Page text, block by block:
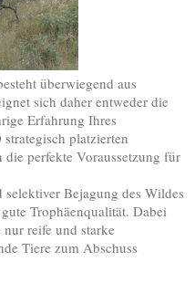
überwiegend aus
sich daher entweder die
Erfahrung Ihres
platzierten
perfekte Voraussetzung für
Bejagung des Wildes
Trophäenqualität. Dabei
reife und starke
Tiere zum Abschuss